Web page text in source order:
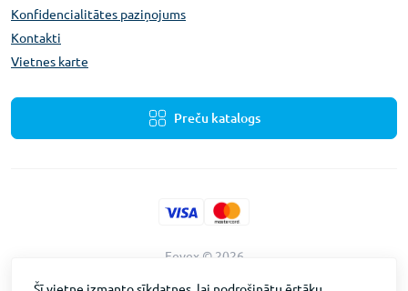
Konfidencialitātes paziņojums
Kontakti
Vietnes karte
Preču katalogs
Fevex © 2026